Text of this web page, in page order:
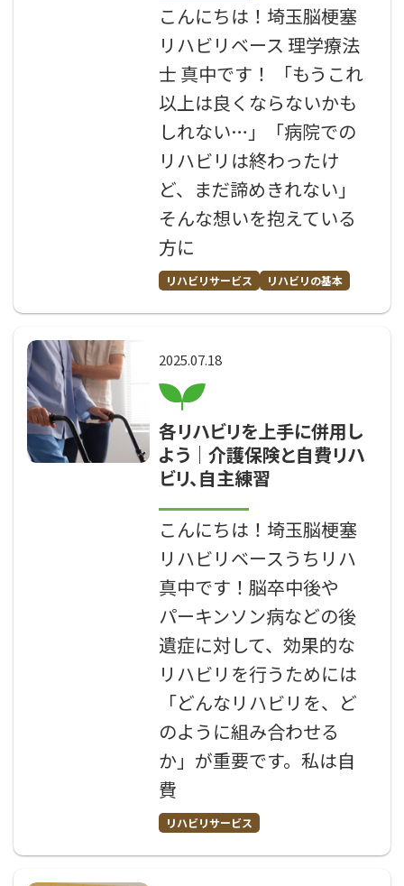
こんにちは！埼玉脳梗塞
リハビリベース 理学療法
士 真中です！ 「もうこれ
以上は良くならないかも
しれない…」「病院での
リハビリは終わったけ
ど、まだ諦めきれない」
そんな想いを抱えている
方に
リハビリサービス リハビリの基本
2025.07.18
各リハビリを上手に併用し
よう｜介護保険と自費リハ
ビリ、自主練習
こんにちは！埼玉脳梗塞
リハビリベースうちリハ
真中です！脳卒中後や
パーキンソン病などの後
遺症に対して、効果的な
リハビリを行うためには
「どんなリハビリを、ど
のように組み合わせる
か」が重要です。私は自
費
リハビリサービス